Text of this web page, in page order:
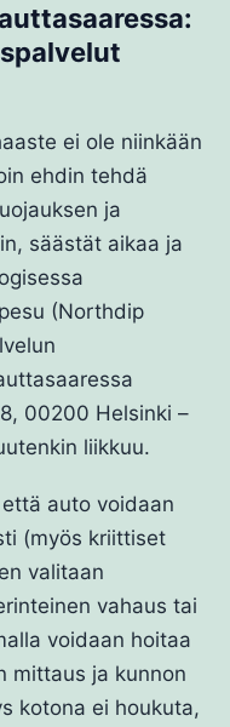
ei ole niinkään
ehdin tehdä
ja
säästät aikaa ja
(Northdip
00200 Helsinki –
liikkuu.
auto voidaan
(myös kriittiset
valitaan
vahaus tai
voidaan hoitaa
mittaus ja kunnon
kotona ei houkuta,